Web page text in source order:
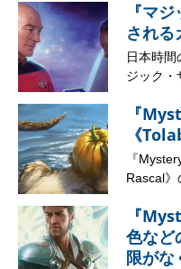
『マ
される
日本時
ジック・
『
《
『
Rascal》
『
色など
限がな